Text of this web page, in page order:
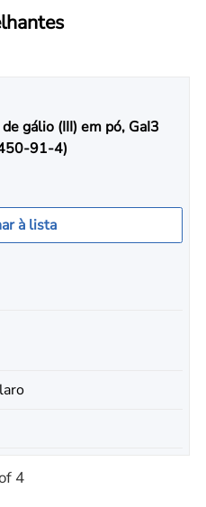
gálio (III) em pó, GaI3
91-4)
à lista
4